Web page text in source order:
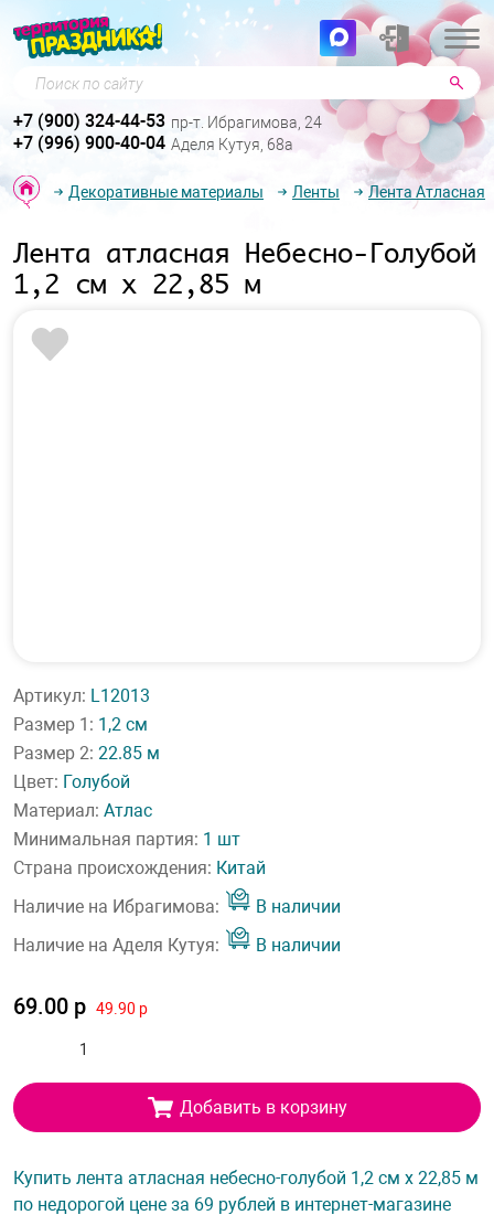
Поиск по сайту
+7 (900) 324-44-53 пр-т. Ибрагимова, 24
+7 (996) 900-40-04 Аделя Кутуя, 68а
Декоративные материалы Ленты Лента Атласная
Лента атласная Небесно-Голубой
1,2 см х 22,85 м
Артикул: L12013
Размер 1: 1,2 см
Размер 2: 22.85 м
Цвет: Голубой
Материал: Атлас
Минимальная партия: 1 шт
Страна происхождения: Китай
Наличие на Ибрагимова:
В наличии
Наличие на Аделя Кутуя:
В наличии
69.00 р 49.90 р
Добавить в корзину
Купить лента атласная небесно-голубой 1,2 см х 22,85 м
по недорогой цене за 69 рублей в интернет-магазине